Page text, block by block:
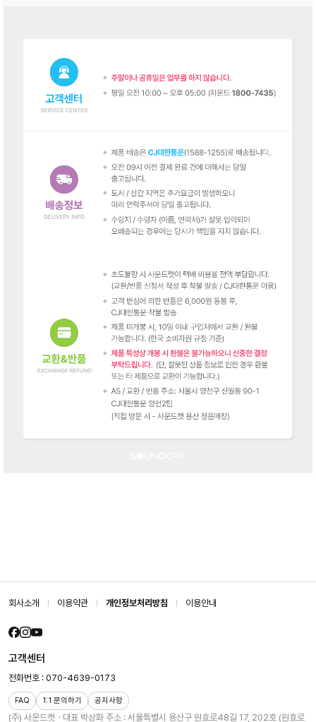
회사소개 이용약관 개인정보처리방침 이용안내
(주) 사운드캣ㆍ대표 박상화 주소 : 서울특별시 용산구 원효로48길 17, 202호 (원효로
고객센터
전화번호 : 070-4639-0173
FAQ 1:1 문의하기 공지사항